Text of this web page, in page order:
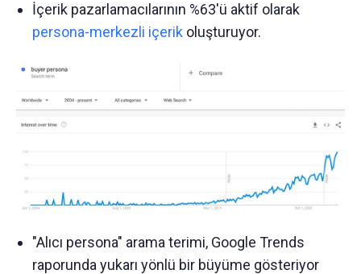
İçerik pazarlamacılarının %63'ü aktif olarak
persona-merkezli içerik oluşturuyor.
"Alıcı persona" arama terimi, Google Trends
raporunda yukarı yönlü bir büyüme gösteriyor